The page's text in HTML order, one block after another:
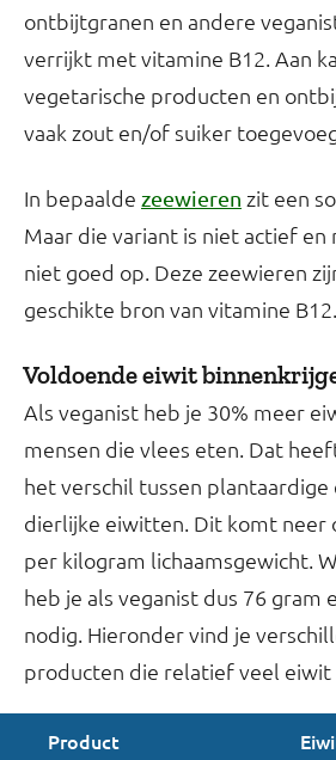
ontbijtgranen en andere
verrijkt met vitamine B12. Aan
vegetarische producten en
vaak zout en/of suiker
In bepaalde zeewieren zit een
Maar die variant is niet actief en
niet goed op. Deze zeewieren
geschikte bron van vitamine B12.
Voldoende eiwit
Als veganist heb je 30% meer
mensen die vlees eten. Dat
het verschil tussen
dierlijke eiwitten. Dit komt neer
per kilogram lichaamsgewicht.
heb je als veganist dus 76 gram
nodig. Hieronder vind je
producten die relatief veel
Product